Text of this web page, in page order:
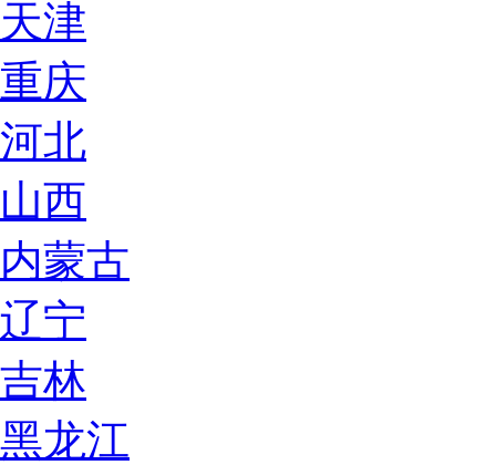
天津
重庆
河北
山西
内蒙古
辽宁
吉林
黑龙江